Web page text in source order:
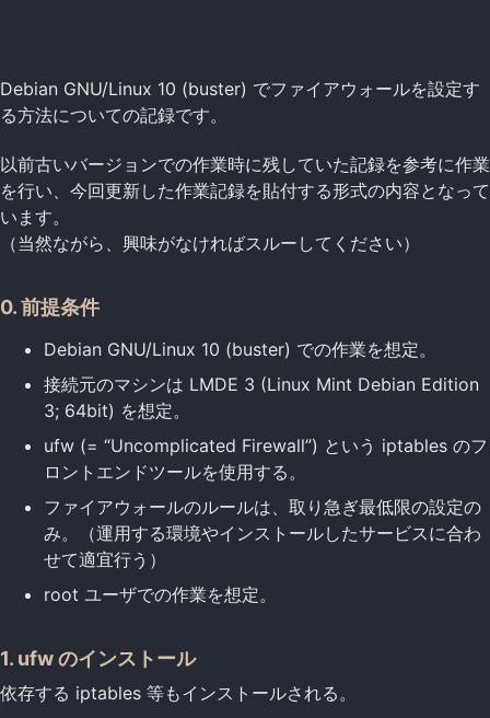
Debian GNU/Linux 10 (buster) でファイアウォールを設定す
る方法についての記録です。
以前古いバージョンでの作業時に残していた記録を参考に作業
を行い、今回更新した作業記録を貼付する形式の内容となって
います。
（当然ながら、興味がなければスルーしてください）
0. 前提条件
Debian GNU/Linux 10 (buster) での作業を想定。
接続元のマシンは LMDE 3 (Linux Mint Debian Edition
3; 64bit) を想定。
ufw (= “Uncomplicated Firewall”) という iptables のフ
ロントエンドツールを使用する。
ファイアウォールのルールは、取り急ぎ最低限の設定の
み。（運用する環境やインストールしたサービスに合わ
せて適宜行う）
root ユーザでの作業を想定。
1. ufw のインストール
依存する iptables 等もインストールされる。